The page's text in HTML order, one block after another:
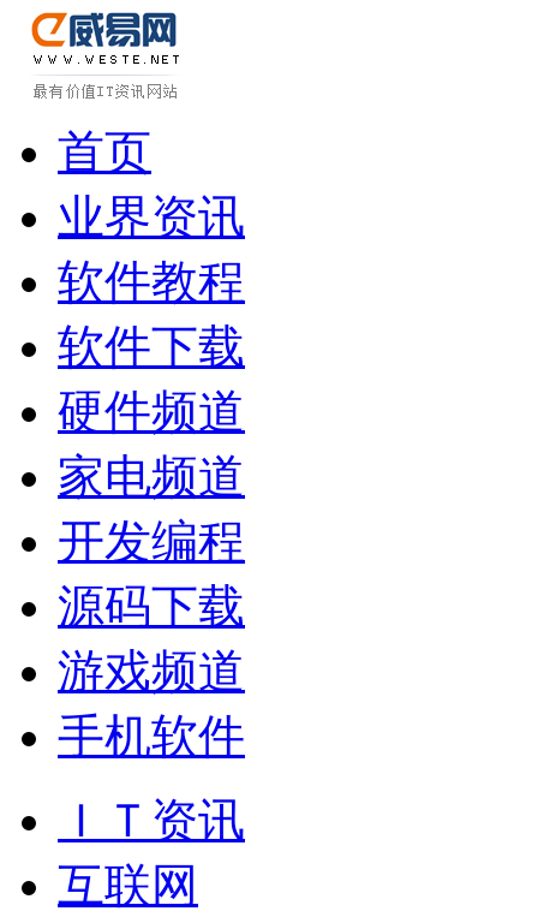
首页
业界资讯
软件教程
软件下载
硬件频道
家电频道
开发编程
源码下载
游戏频道
手机软件
ＩＴ资讯
互联网